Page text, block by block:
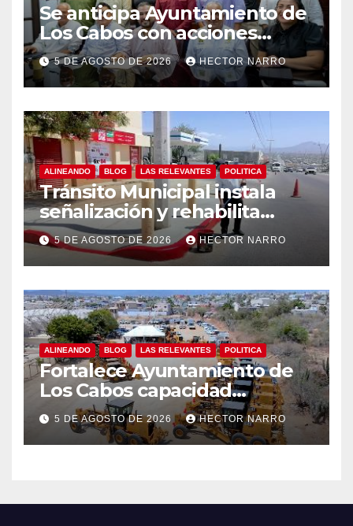
Se anticipa Ayuntamiento de
Los Cabos con acciones
preventivas ante lluvias en el
centro histórico
5 DE AGOSTO DE 2026 HECTOR NARRO
ALINEANDO BLOG LAS RELEVANTES POLITICA
Tránsito Municipal instala
señalización y rehabilita
cruces peatonales en Los
Cabos
5 DE AGOSTO DE 2026 HECTOR NARRO
ALINEANDO BLOG LAS RELEVANTES POLITICA
Fortalece Ayuntamiento de
Los Cabos capacidad
operativa de Servicios
Públicos con recursos del
FISAM
5 DE AGOSTO DE 2026 HECTOR NARRO